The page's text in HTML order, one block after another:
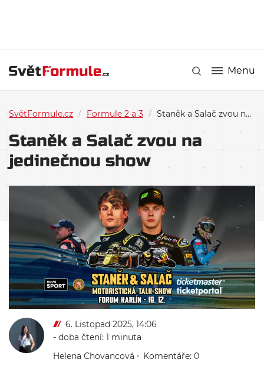
Menu
SvětFormule.cz / Formule 2 a 3 / Staněk a Salač zvou na jedinečnou show
Staněk a Salač zvou na
jedinečnou show
6. Listopad 2025, 14:06
- doba čtení: 1 minuta
Helena Chovancová
Komentáře: 0